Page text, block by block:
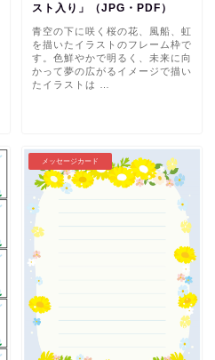
スト入り」（JPG・PDF）
青空の下に咲く桜の花、風船、虹
を描いたイラストのフレーム枠で
す。色鮮やかで明るく、未来に向
かって夢の広がるイメージで描い
たイラストは …
メッセージカード